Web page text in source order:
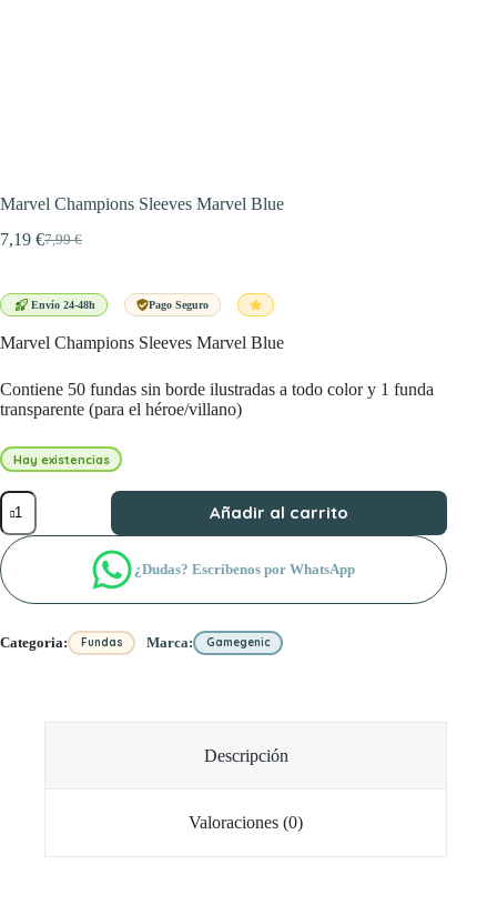
Marvel Champions Sleeves Marvel Blue
7,99€
El
era:
7,19 €El
es:
Envío 24-48h Pago Seguro
Marvel Champions Sleeves Marvel Blue
Contiene 50 fundas sin borde ilustradas a todo color y 1 funda
transparente (para el héroe/villano)
Hay existencias
Marvel
Champions
Sleeves
Marvel
Blue
cantidad
Añadir al carrito
¿Dudas? Escríbenos por WhatsApp
Categoria: Fundas Marca: Gamegenic
Descripción
Valoraciones (0)